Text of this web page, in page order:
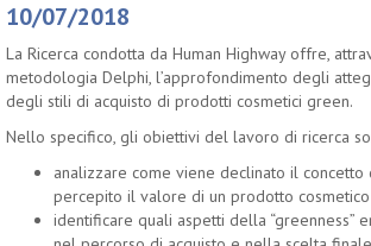
10/07/2018
La Ricerca condotta da Human Highway offre,
metodologia Delphi, l’approfondimento degli
degli stili di acquisto di prodotti cosmetici green.
Nello specifico, gli obiettivi del lavoro di ricerca
analizzare come viene declinato il concetto
percepito il valore di un prodotto
identificare quali aspetti della “greenness”